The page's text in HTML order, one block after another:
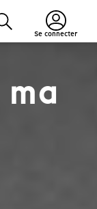
Se connecter